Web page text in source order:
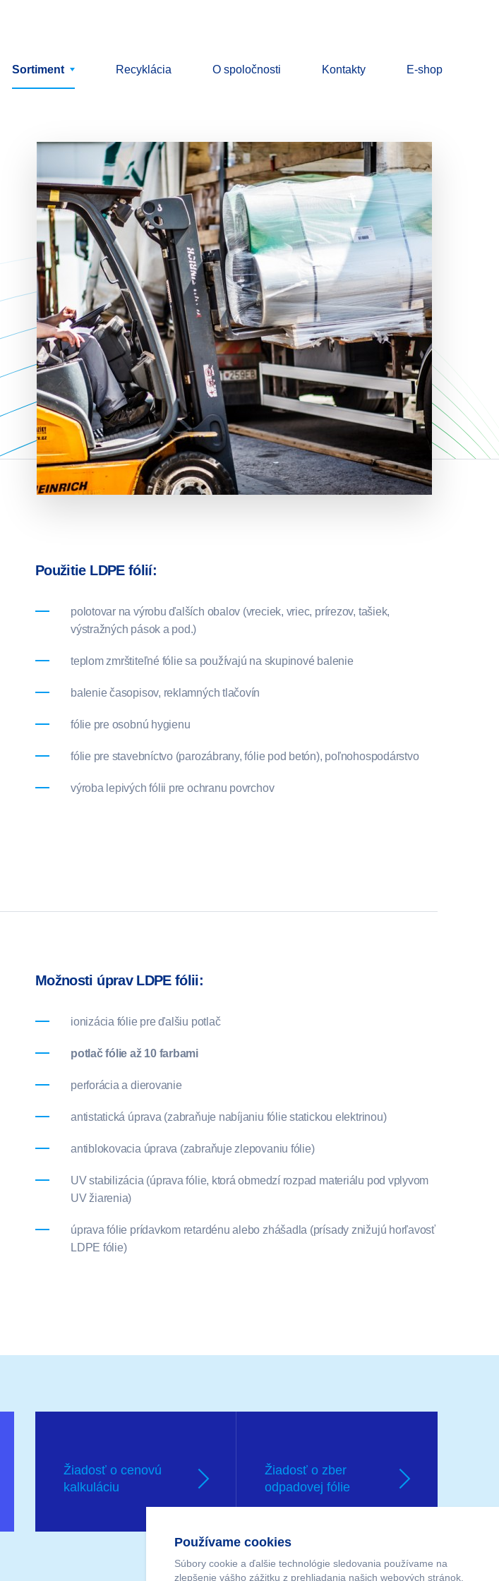
Používame cookies
Súbory cookie a ďalšie technológie sledovania používame na
zlepšenie vášho zážitku z prehliadania našich webových stránok,
Použitie LDPE fólií:
polotovar na výrobu ďalších obalov (vreciek, vriec, prírezov, tašiek,
výstražných pások a pod.)
teplom zmrštiteľné fólie sa používajú na skupinové balenie
balenie časopisov, reklamných tlačovín
fólie pre osobnú hygienu
fólie pre stavebníctvo (parozábrany, fólie pod betón), poľnohospodárstvo
výroba lepivých fólii pre ochranu povrchov
Možnosti úprav LDPE fólii:
ionizácia fólie pre ďalšiu potlač
potlač fólie až 10 farbami
perforácia a dierovanie
antistatická úprava (zabraňuje nabíjaniu fólie statickou elektrinou)
antiblokovacia úprava (zabraňuje zlepovaniu fólie)
UV stabilizácia (úprava fólie, ktorá obmedzí rozpad materiálu pod vplyvom
UV žiarenia)
úprava fólie prídavkom retardénu alebo zhášadla (prísady znižujú horľavosť
LDPE fólie)
Žiadosť o cenovú
kalkuláciu
Žiadosť o zber
odpadovej fólie
Sortiment Recyklácia O spoločnosti Kontakty E-shop